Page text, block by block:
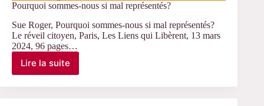
Pourquoi sommes-nous si mal représentés?
Sue Roger, Pourquoi sommes-nous si mal représentés?
Le réveil citoyen, Paris, Les Liens qui Libèrent, 13 mars
2024, 96 pages…
Lire la suite
Pourquoi